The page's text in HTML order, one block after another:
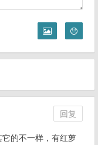
回复
的不一样，有红萝